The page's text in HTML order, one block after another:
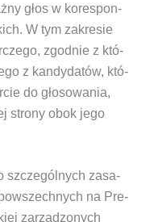
głos w kore­spon­
. W tym zakre­sie
zgod­nie z któ­
z kan­dy­da­tów, któ­
do gło­so­wa­nia,
stro­ny obok jego
szcze­gól­nych zasa­
na Pre­
zarzą­dzo­nych